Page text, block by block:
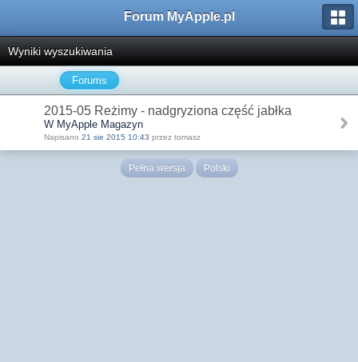
Forum MyApple.pl
Wyniki wyszukiwania
Forums
2015-05 Reżimy - nadgryziona część jabłka
W MyApple Magazyn
Napisano 21 sie 2015 10:43 przez tomasz
Pełna wersja Polski